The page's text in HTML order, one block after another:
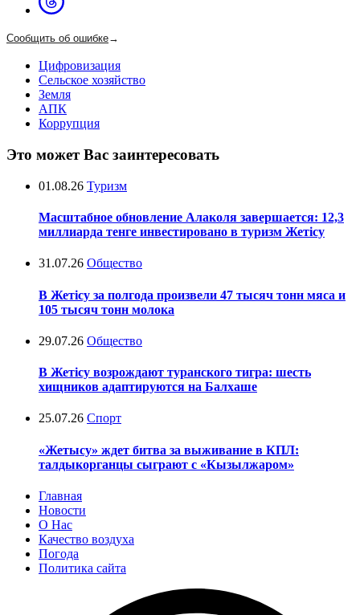
Сообщить об ошибке→
Цифровизация
Сельское хозяйство
Земля
АПК
Коррупция
Это может Вас заинтересовать
01.08.26 Туризм
Масштабное обновление Алаколя завершается: 12,3
миллиарда тенге инвестировано в туризм Жетісу
31.07.26 Общество
В Жетісу за полгода произвели 47 тысяч тонн мяса и
105 тысяч тонн молока
29.07.26 Общество
В Жетісу возрождают туранского тигра: шесть
хищников адаптируются на Балхаше
25.07.26 Спорт
«Жетысу» ждет битва за выживание в КПЛ:
талдыкорганцы сыграют с «Кызылжаром»
Главная
Новости
О Нас
Качество воздуха
Погода
Политика сайта